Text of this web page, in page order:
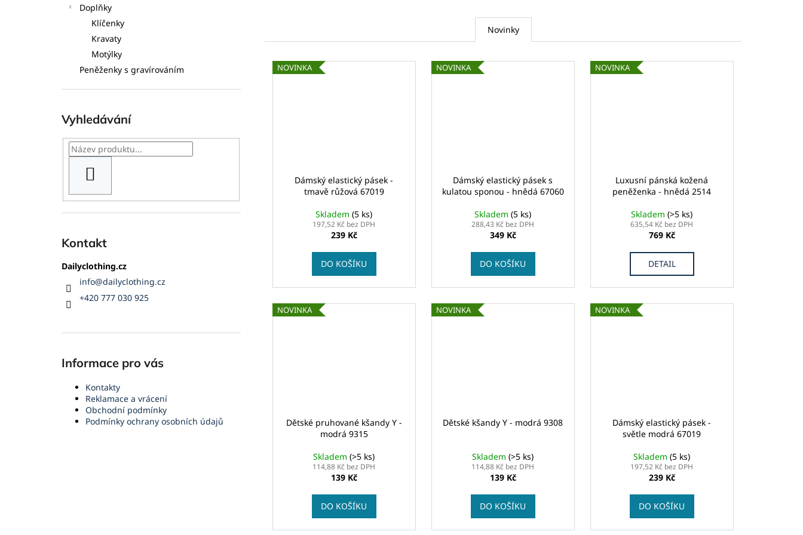
Doplňky
Klíčenky
Kravaty
Motýlky
Peněženky s gravírováním
Vyhledávání
Kontakt
Dailyclothing.cz
info@dailyclothing.cz
+420 777 030 925
Informace pro vás
Kontakty
Reklamace a vrácení
Obchodní podmínky
Podmínky ochrany osobních údajů
Novinky
NOVINKA
Dámský elastický pásek -
tmavě růžová 67019
Skladem(5 ks)
197,52 Kč bez DPH
239 Kč
DO KOŠÍKU
NOVINKA
Dámský elastický pásek s
kulatou sponou - hnědá 67060
Skladem(5 ks)
288,43 Kč bez DPH
349 Kč
DO KOŠÍKU
NOVINKA
Luxusní pánská kožená
peněženka - hnědá 2514
Skladem(>5 ks)
635,54 Kč bez DPH
769 Kč
DETAIL
NOVINKA
Dětské pruhované kšandy Y -
modrá 9315
Skladem(>5 ks)
114,88 Kč bez DPH
139 Kč
DO KOŠÍKU
NOVINKA
Dětské kšandy Y - modrá 9308
Skladem(>5 ks)
114,88 Kč bez DPH
139 Kč
DO KOŠÍKU
NOVINKA
Dámský elastický pásek -
světle modrá 67019
Skladem(5 ks)
197,52 Kč bez DPH
239 Kč
DO KOŠÍKU